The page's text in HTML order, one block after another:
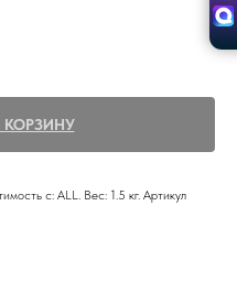
КОРЗИНУ
с: ALL. Вес: 1.5 кг. Артикул